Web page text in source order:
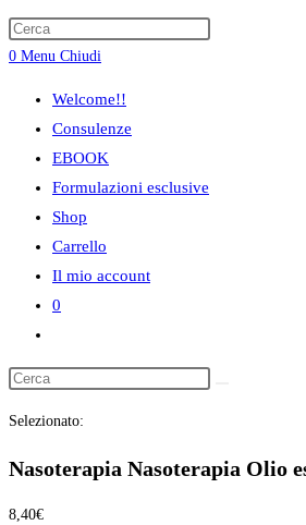
ricerca
sul
sito
web
0 Menu Chiudi
Welcome!!
Consulenze
EBOOK
Formulazioni esclusive
Shop
Carrello
Il mio account
0
ricerca
sul
web
Selezionato:
Nasoterapia Nasoterapia Olio
8,40€